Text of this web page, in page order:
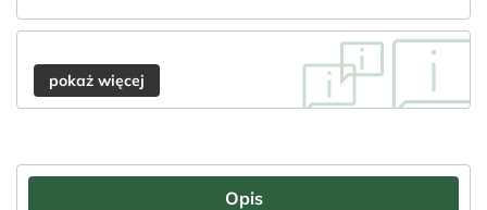
pokaż więcej
Opis